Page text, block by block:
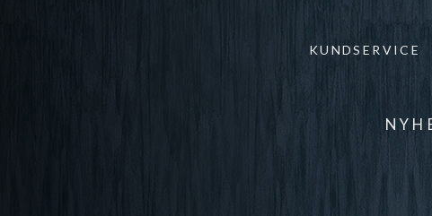
KUNDSERVICE